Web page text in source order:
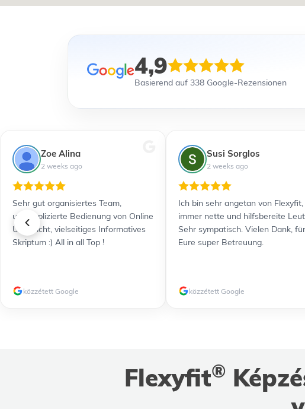
4,9
Basierend auf 338 Google-Rezensionen
Zoe Alina
2 weeks ago
Sehr gut organisiertes Team,
unkomplizierte Bedienung von Online
Unterricht, vielseitiges Informatives
Skriptum :) All in all Top !
közzétett Google
Susi Sorglos
2 weeks ago
Ich bin sehr angetan von Flexyfit,
immer nette und hilfsbereite
Sehr sympatisch. Vielen Dank, für
Eure super Betreuung.
közzétett Google
Flexyfit®